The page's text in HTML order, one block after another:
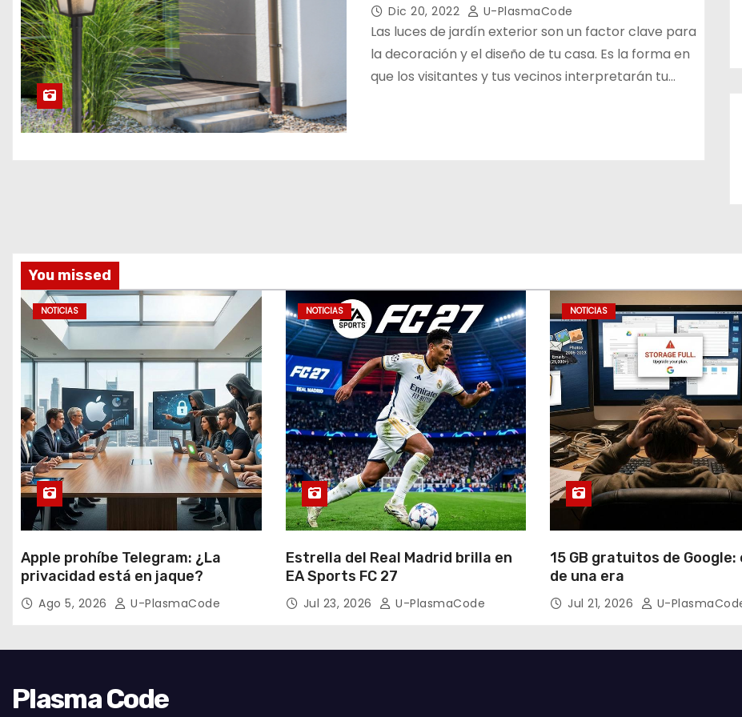
Dic 20, 2022 U-PlasmaCode
Las luces de jardín exterior son un factor clave para
la decoración y el diseño de tu casa. Es la forma en
que los visitantes y tus vecinos interpretarán tu…
You missed
NOTICIAS
Apple prohíbe Telegram: ¿La
privacidad está en jaque?
Ago 5, 2026 U-PlasmaCode
NOTICIAS
Estrella del Real Madrid brilla en
EA Sports FC 27
Jul 23, 2026 U-PlasmaCode
NOTICIAS
15 GB gratuitos de Google:
de una era
Jul 21, 2026 U-
Plasma Code